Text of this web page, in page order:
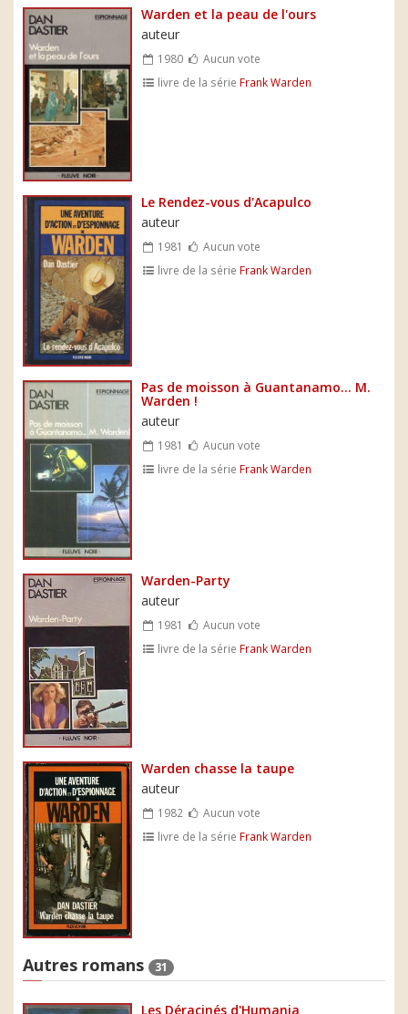
Warden et la peau de l'ours
auteur
1980
Aucun vote
livre de la série Frank Warden
Le Rendez-vous d'Acapulco
auteur
1981
Aucun vote
livre de la série Frank Warden
Pas de moisson à Guantanamo... M.
Warden !
auteur
1981
Aucun vote
livre de la série Frank Warden
Warden-Party
auteur
1981
Aucun vote
livre de la série Frank Warden
Warden chasse la taupe
auteur
1982
Aucun vote
livre de la série Frank Warden
Autres romans 31
Les Déracinés d'Humania